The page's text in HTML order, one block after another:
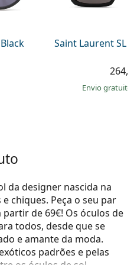
Saint Laurent SL
Envio gratuito
da designer nascida na
chiques. Peça o seu par
de 69€! Os óculos de
todos, desde que se
e amante da moda.
padrões e pelas